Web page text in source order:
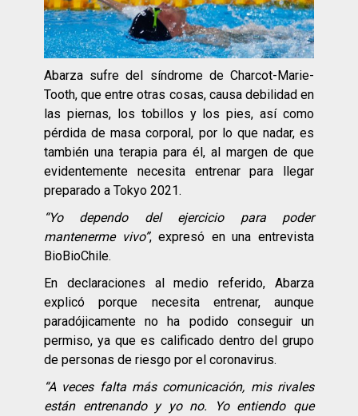
Abarza sufre del síndrome de Charcot-Marie-
Tooth, que entre otras cosas, causa debilidad en
las piernas, los tobillos y los pies, así como
pérdida de masa corporal, por lo que nadar, es
también una terapia para él, al margen de que
evidentemente necesita entrenar para llegar
preparado a Tokyo 2021.
“Yo dependo del ejercicio para poder
mantenerme vivo”, expresó en una entrevista
BioBioChile.
En declaraciones al medio referido, Abarza
explicó porque necesita entrenar, aunque
paradójicamente no ha podido conseguir un
permiso, ya que es calificado dentro del grupo
de personas de riesgo por el coronavirus.
“A veces falta más comunicación, mis rivales
están entrenando y yo no. Yo entiendo que